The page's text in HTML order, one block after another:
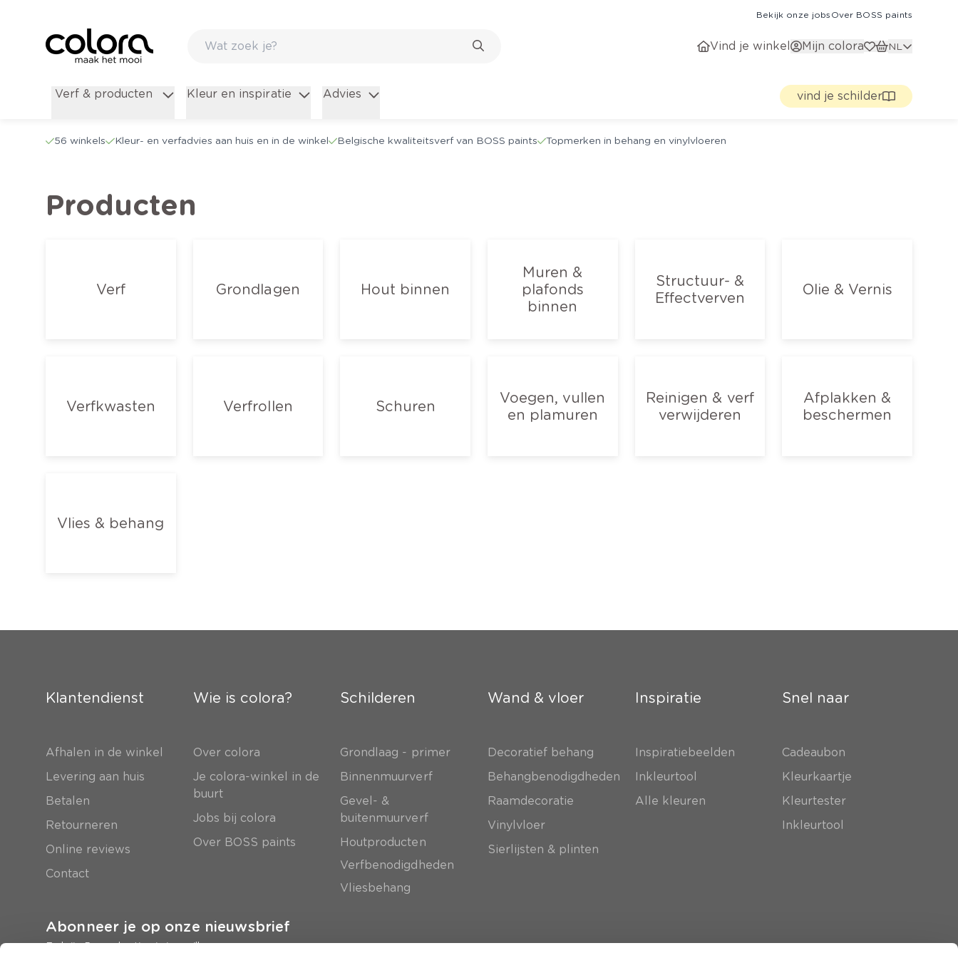
Bekijk onze jobs Over BOSS paints
Vind je winkel Mijn colora NL
Verf & producten Kleur en inspiratie Advies vind je schilder
56 winkels Kleur- en verfadvies aan huis en in de winkel Belgische kwaliteitsverf van BOSS paints Topmerken in behang en vinylvloeren
Producten
Verf Grondlagen Hout binnen
Muren &
plafonds
binnen
Structuur- &
Effectverven
Olie & Vernis
Verfkwasten Verfrollen Schuren
Voegen, vullen
en plamuren
Reinigen & verf
verwijderen
Afplakken &
beschermen
Vlies & behang
Klantendienst
Afhalen in de winkel
Levering aan huis
Betalen
Retourneren
Online reviews
Contact
Wie is colora?
Over colora
Je colora-winkel in de
buurt
Jobs bij colora
Over BOSS paints
Schilderen
Grondlaag - primer
Binnenmuurverf
Gevel- &
buitenmuurverf
Houtproducten
Verfbenodigdheden
Vliesbehang
Wand & vloer
Decoratief behang
Behangbenodigdheden
Raamdecoratie
Vinylvloer
Sierlijsten & plinten
Inspiratie
Inspiratiebeelden
Inkleurtool
Alle kleuren
Snel naar
Cadeaubon
Kleurkaartje
Kleurtester
Inkleurtool
Abonneer je op onze nieuwsbrief
En krijg 5 euro korting in je mailbox